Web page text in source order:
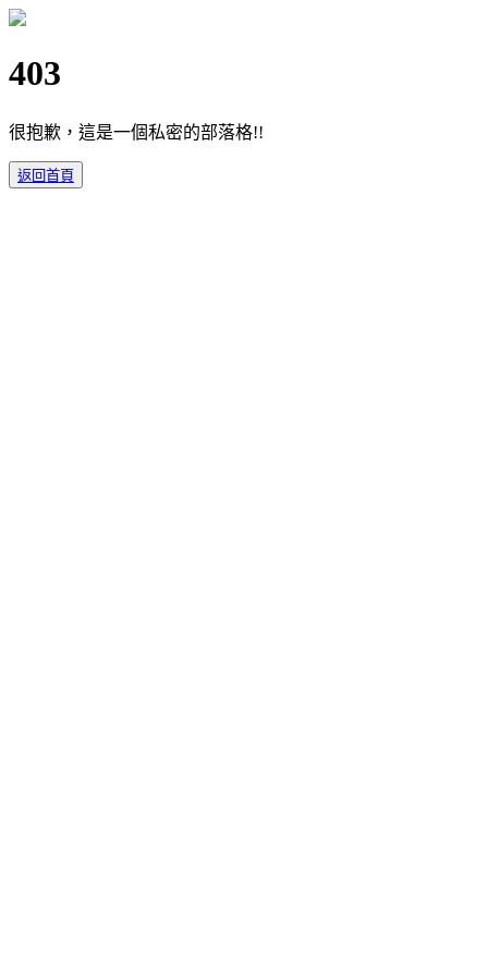
403
很抱歉，這是一個私密的部落格!!
返回首頁